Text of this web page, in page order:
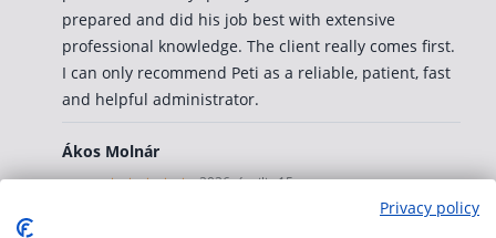
prepared and did his job best with extensive
professional knowledge. The client really comes first.
I can only recommend Peti as a reliable, patient, fast
and helpful administrator.
Ákos Molnár
2026. április 15.
Privacy policy